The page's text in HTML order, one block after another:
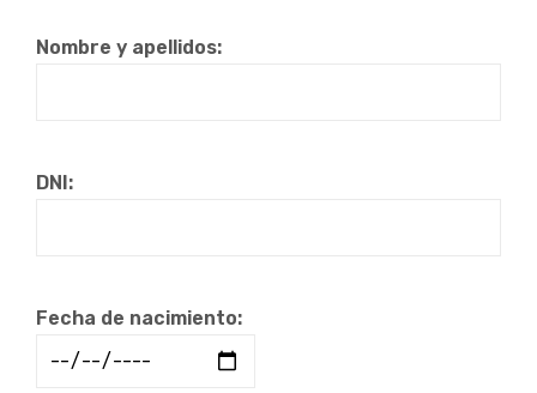
Nombre y apellidos:
DNI:
Fecha de nacimiento: